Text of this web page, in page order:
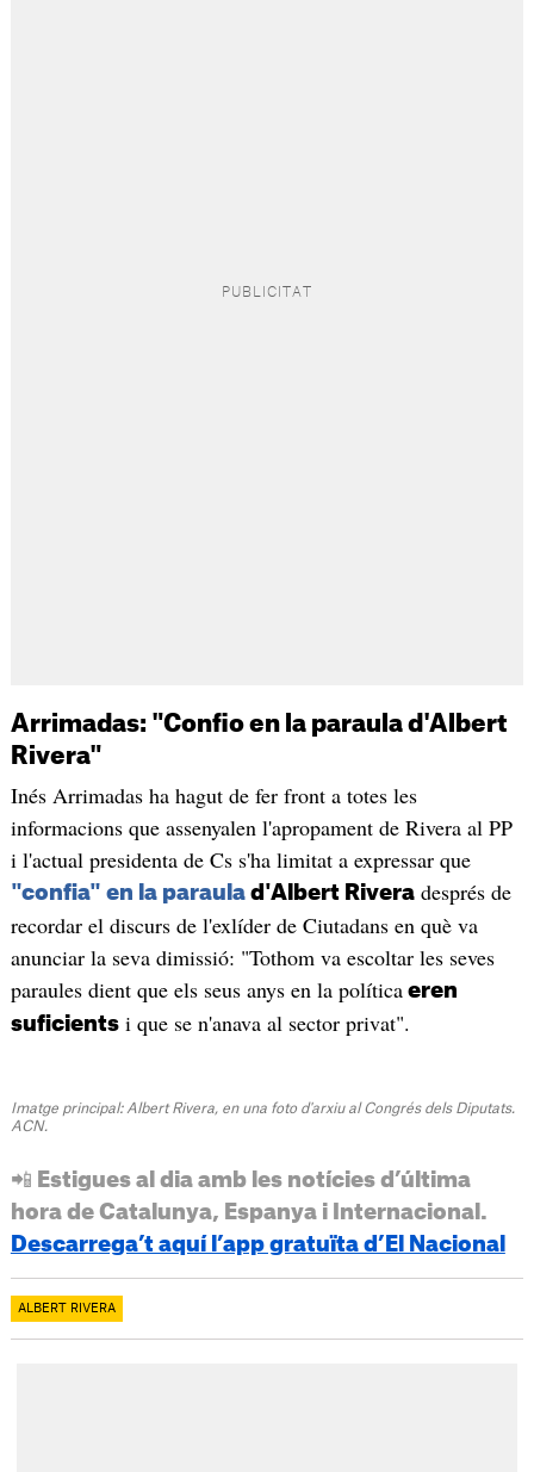
Arrimadas: "Confio en la paraula d'Albert
Rivera"
Inés Arrimadas ha hagut de fer front a totes les
informacions que assenyalen l'apropament de Rivera al PP
i l'actual presidenta de Cs s'ha limitat a expressar que
"confia" en la paraula d'Albert Riveradesprés de
recordar el discurs de l'exlíder de Ciutadans en què va
anunciar la seva dimissió: "Tothom va escoltar les seves
paraules dient que els seus anys en la políticaeren
suficientsi que se n'anava al sector privat".
Imatge principal: Albert Rivera, en una foto d'arxiu al Congrés dels Diputats.
ACN.
📲 Estigues al dia amb les notícies d’última
hora de Catalunya, Espanya i Internacional.
Descarrega’t aquí l’app gratuïta d’El Nacional
ALBERT RIVERA